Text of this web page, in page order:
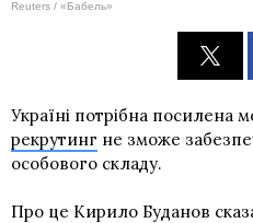
Reuters / «Бабель»
Україні потрібна посилена
рекрутинг не зможе
особового складу.
Про це Кирило Буданов